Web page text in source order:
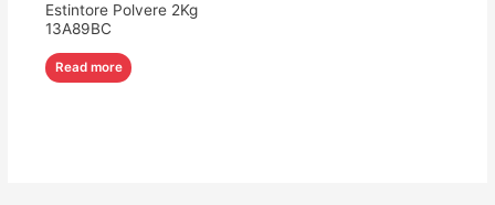
Estintore Polvere 2Kg
13A89BC
Read more